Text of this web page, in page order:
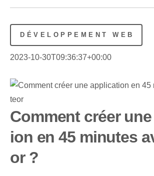
DÉVELOPPEMENT WEB
2023-10-30T09:36:37+00:00
Comment créer
ion en 45 minutes
or ?